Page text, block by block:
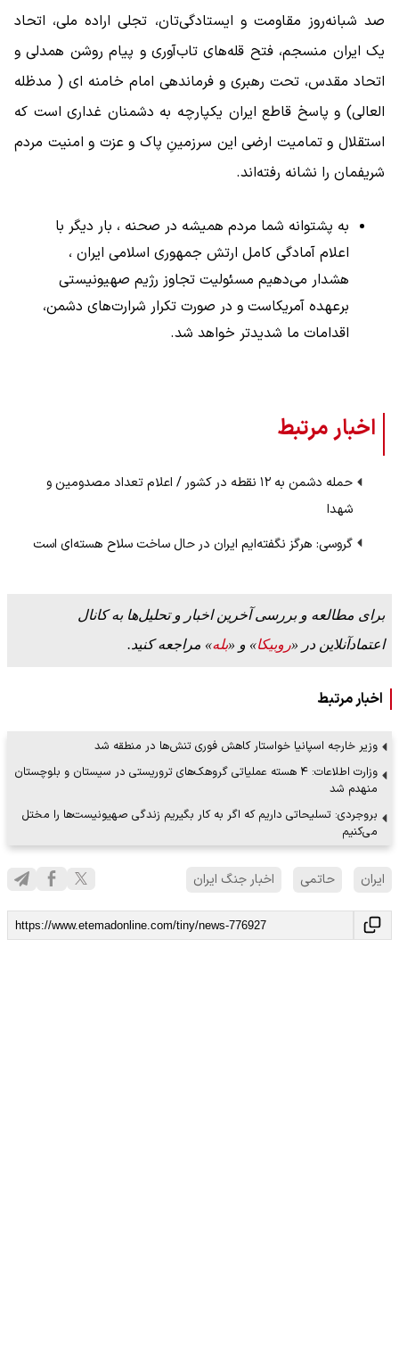
صد شبانه‌روز مقاومت و ایستادگی‌تان، تجلی اراده ملی، اتحاد
یک ایران منسجم، فتح قله‌های تاب‌آوری و پیام روشن همدلی و
اتحاد مقدس، تحت رهبری و فرماندهی امام خامنه ای ( مدظله
العالی) و پاسخ قاطع ایران یکپارچه به دشمنان غداری است که
استقلال و تمامیت ارضی این سرزمینِ پاک و عزت و امنیت مردم
شریفمان را نشانه رفته‌اند.
به پشتوانه شما مردم همیشه در صحنه ، بار دیگر با
اعلام آمادگی کامل ارتش جمهوری اسلامی ایران ،
هشدار می‌دهیم مسئولیت تجاوز رژیم صهیونیستی
برعهده آمریکاست و در صورت تکرار شرارت‌های دشمن،
اقدامات ما شدیدتر خواهد شد.
اخبار مرتبط
حمله دشمن به ۱۲ نقطه در کشور / اعلام تعداد مصدومین و
شهدا
گروسی: هرگز نگفته‌ایم ایران در حال ساخت سلاح هسته‌ای است
برای مطالعه و بررسی آخرین اخبار و تحلیل‌ها به کانال
اعتمادآنلاین در «روبیکا» و «بله» مراجعه کنید.
اخبار مرتبط
وزیر خارجه اسپانیا خواستار کاهش فوری تنش‌ها در منطقه شد
وزارت اطلاعات: ۴ هسته عملیاتی گروهک‌های تروریستی در سیستان و بلوچستان
منهدم شد
بروجردی: تسلیحاتی داریم که اگر به کار بگیریم زندگی صهیونیست‌ها را مختل
می‌کنیم
ایران حاتمی اخبار جنگ ایران